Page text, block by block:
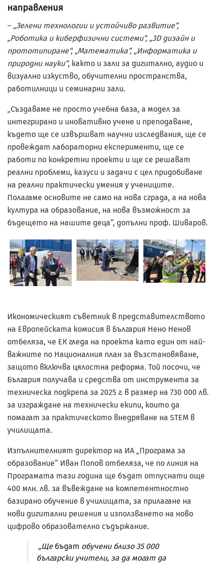
направления
– „Зелени технологии и устойчиво развитие“,
„Роботика и киберфизични системи“, „3D дизайн и
прототипиране“, „Математика“, „Информатика и
природни науки“, както и зали за дигитално, аудио и
визуално изкуство, обучителни пространства,
работилници и семинарни зали.
„Създаваме не просто учебна база, а модел за
интегрирано и иновативно учене и преподаване,
където ще се извършват научни изследвания, ще се
провеждат лабораторни експерименти, ще се
работи по конкретни проекти и ще се решават
реални проблеми, казуси и задачи с цел придобиване
на реални практически умения у учениците.
Полагаме основите не само на нова сграда, а на нова
култура на образование, на нова възможност за
бъдещето на нашите деца“, допълни проф. Шиваров.
Икономическият съветник в представителството
на Европейската комисия в България Нено Ненов
отбеляза, че ЕК гледа на проекта като един от най-
важните по Националния план за възстановяване,
защото включва цялостна реформа. Той посочи, че
България получава и средства от инструмента за
техническа подкрепа за 2025 г. в размер на 730 000 лв.
за изграждане на технически екипи, които да
помагат за практическото внедряване на STEM в
училищата.
Изпълнителният директор на ИА „Програма за
образование“ Иван Попов отбеляза, че по линия на
Програмата тази година ще бъдат отпуснати още
400 млн. лв. за въвеждане на компетентностно
базирано обучение в училищата, за прилагане на
нови дигитални решения и използването на ново
цифрово образователно съдържание.
„Щебъдат обучени близо 35 000
български учители, за да могат да